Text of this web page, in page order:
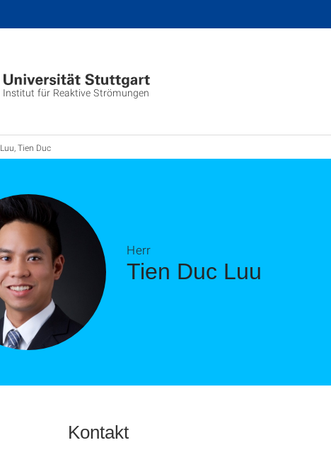
Institut für Reaktive Strömungen
Luu, Tien Duc
Tien Duc Luu
Herr
Kontakt